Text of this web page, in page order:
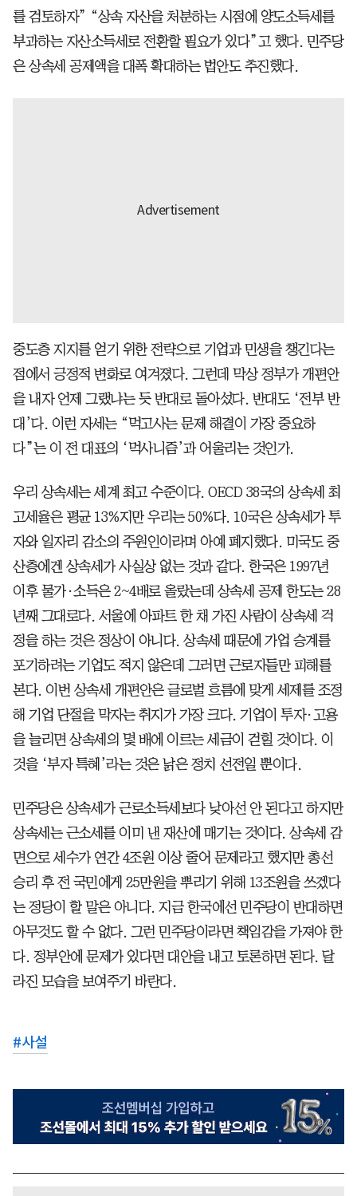
를 검토하자” “상속 자산을 처분하는 시점에 양도소득세를
부과하는 자산소득세로 전환할 필요가 있다”고 했다. 민주당
은 상속세 공제액을 대폭 확대하는 법안도 추진했다.
중도층 지지를 얻기 위한 전략으로 기업과 민생을 챙긴다는
점에서 긍정적 변화로 여겨졌다. 그런데 막상 정부가 개편안
을 내자 언제 그랬냐는 듯 반대로 돌아섰다. 반대도 ‘전부 반
대’다. 이런 자세는 “먹고사는 문제 해결이 가장 중요하
다”는 이 전 대표의 ‘먹사니즘’과 어울리는 것인가.
우리 상속세는 세계 최고 수준이다. OECD 38국의 상속세 최
고세율은 평균 13%지만 우리는 50%다. 10국은 상속세가 투
자와 일자리 감소의 주원인이라며 아예 폐지했다. 미국도 중
산층에겐 상속세가 사실상 없는 것과 같다. 한국은 1997년
이후 물가·소득은 2~4배로 올랐는데 상속세 공제 한도는 28
년째 그대로다. 서울에 아파트 한 채 가진 사람이 상속세 걱
정을 하는 것은 정상이 아니다. 상속세 때문에 가업 승계를
포기하려는 기업도 적지 않은데 그러면 근로자들만 피해를
본다. 이번 상속세 개편안은 글로벌 흐름에 맞게 세제를 조정
해 기업 단절을 막자는 취지가 가장 크다. 기업이 투자·고용
을 늘리면 상속세의 몇 배에 이르는 세금이 걷힐 것이다. 이
것을 ‘부자 특혜’라는 것은 낡은 정치 선전일 뿐이다.
민주당은 상속세가 근로소득세보다 낮아선 안 된다고 하지만
상속세는 근소세를 이미 낸 재산에 매기는 것이다. 상속세 감
면으로 세수가 연간 4조원 이상 줄어 문제라고 했지만 총선
승리 후 전 국민에게 25만원을 뿌리기 위해 13조원을 쓰겠다
는 정당이 할 말은 아니다. 지금 한국에선 민주당이 반대하면
아무것도 할 수 없다. 그런 민주당이라면 책임감을 가져야 한
다. 정부안에 문제가 있다면 대안을 내고 토론하면 된다. 달
라진 모습을 보여주기 바란다.
#사설